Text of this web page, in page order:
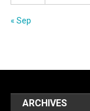
« Sep
ARCHIVES